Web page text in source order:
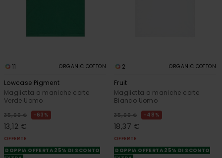
11 ORGANIC COTTON
Lowcase Pigment
Maglietta a maniche corte
Verde Uomo
35,00 € 63%
13,12 €
OFFERTE
DOPPIA OFFERTA 25% DI SCONTO
2 ORGANIC COTTON
Fruit
Maglietta a maniche corte
Bianco Uomo
35,00 € 48%
18,37 €
OFFERTE
DOPPIA OFFERTA 25% DI SCONTO